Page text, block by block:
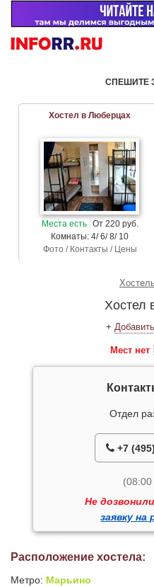
СПЕШИТЕ
Хостел в Люберцах
Места есть От 220 руб.
Комнаты: 4/ 6/ 8/ 10
Фото / Контакты / Цены
Хостел
+
Мест нет
Отдел
+7
Не
заявку на
Расположение хостела:
Метро: Марьино